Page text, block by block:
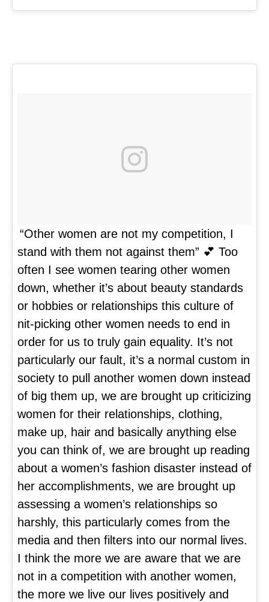
“Other women are not my competition, I
stand with them not against them” 💕 Too
often I see women tearing other women
down, whether it’s about beauty standards
or hobbies or relationships this culture of
nit-picking other women needs to end in
order for us to truly gain equality. It’s not
particularly our fault, it’s a normal custom in
society to pull another women down instead
of big them up, we are brought up criticizing
women for their relationships, clothing,
make up, hair and basically anything else
you can think of, we are brought up reading
about a women’s fashion disaster instead of
her accomplishments, we are brought up
assessing a women’s relationships so
harshly, this particularly comes from the
media and then filters into our normal lives.
I think the more we are aware that we are
not in a competition with another women,
the more we live our lives positively and